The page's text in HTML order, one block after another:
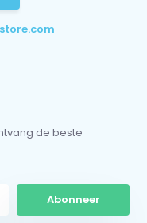
de beste
Abonneer